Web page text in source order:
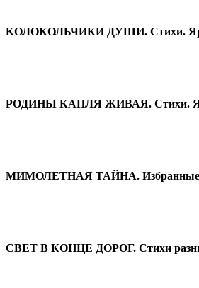
КОЛОКОЛЬЧИКИ ДУШИ. Стихи.
РОДИНЫ КАПЛЯ ЖИВАЯ. Стихи.
МИМОЛЕТНАЯ ТАЙНА. Избранные
СВЕТ В КОНЦЕ ДОРОГ. Стихи